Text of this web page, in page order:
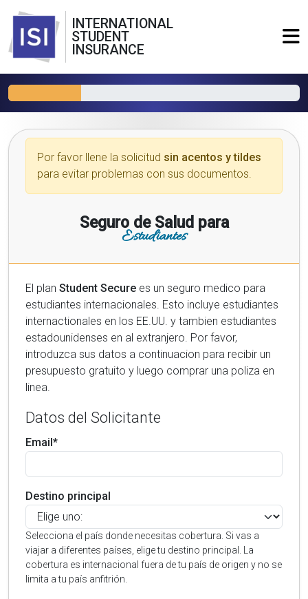
INTERNATIONAL
STUDENT
INSURANCE
Por favor llene la solicitud sin acentos y tildes
para evitar problemas con sus documentos.
Seguro de Salud para
Estudiantes
El plan Student Secure es un seguro medico para
estudiantes internacionales. Esto incluye estudiantes
internactionales en los EE.UU. y tambien estudiantes
estadounidenses en al extranjero. Por favor,
introduzca sus datos a continuacion para recibir un
presupuesto gratuito y luego comprar una poliza en
linea.
Datos del Solicitante
Email*
Destino principal
Selecciona el país donde necesitas cobertura. Si vas a
viajar a diferentes países, elige tu destino principal. La
cobertura es internacional fuera de tu país de origen y no se
limita a tu país anfitrión.